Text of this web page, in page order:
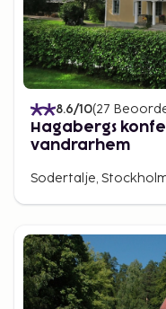
8.6/10(27
Hagabergs
vandrarhem
Sodertalje,